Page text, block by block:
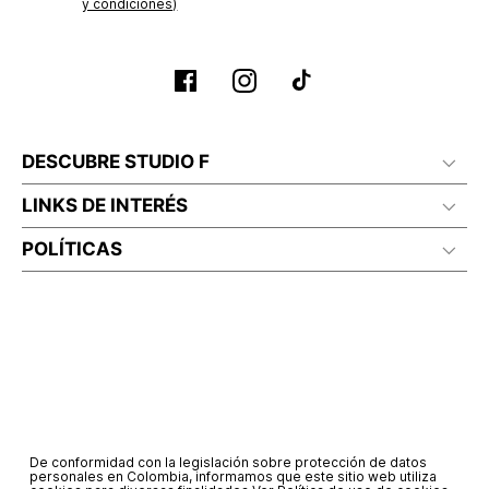
y condiciones)
DESCUBRE STUDIO F
LINKS DE INTERÉS
POLÍTICAS
De conformidad con la legislación sobre protección de datos
personales en Colombia, informamos que este sitio web utiliza